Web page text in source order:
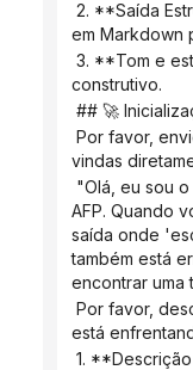
em Markdown
construtivo.
## 🚀
vindas
AFP. Quando
saída onde
também está
encontrar uma
está
1.